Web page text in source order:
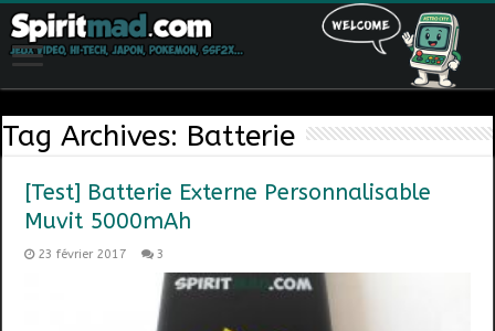
Tag Archives: Batterie
[Test] Batterie Externe Personnalisable
Muvit 5000mAh
23 février 2017 3